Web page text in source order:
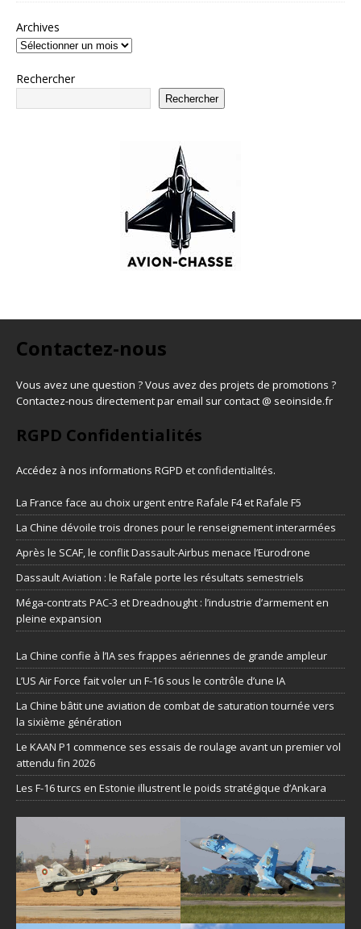
Archives
Rechercher
Rechercher
Contactez-nous
Vous avez une question ? Vous avez des projets de promotions ?
Contactez-nous directement par email sur contact @ seoinside.fr
RGPD Confidentialités
Accédez à nos informations RGPD et confidentialités.
La France face au choix urgent entre Rafale F4 et Rafale F5
La Chine dévoile trois drones pour le renseignement interarmées
Après le SCAF, le conflit Dassault-Airbus menace l’Eurodrone
Dassault Aviation : le Rafale porte les résultats semestriels
Méga-contrats PAC-3 et Dreadnought : l’industrie d’armement en
pleine expansion
La Chine confie à l’IA ses frappes aériennes de grande ampleur
L’US Air Force fait voler un F-16 sous le contrôle d’une IA
La Chine bâtit une aviation de combat de saturation tournée vers
la sixième génération
Le KAAN P1 commence ses essais de roulage avant un premier vol
attendu fin 2026
Les F-16 turcs en Estonie illustrent le poids stratégique d’Ankara